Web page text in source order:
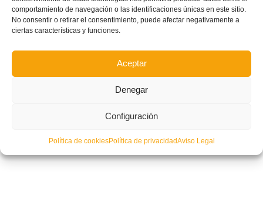
comportamiento de navegación o las identificaciones únicas en este sitio.
No consentir o retirar el consentimiento, puede afectar negativamente a
ciertas características y funciones.
Aceptar
Denegar
Configuración
Política de cookiesPolítica de privacidadAviso Legal